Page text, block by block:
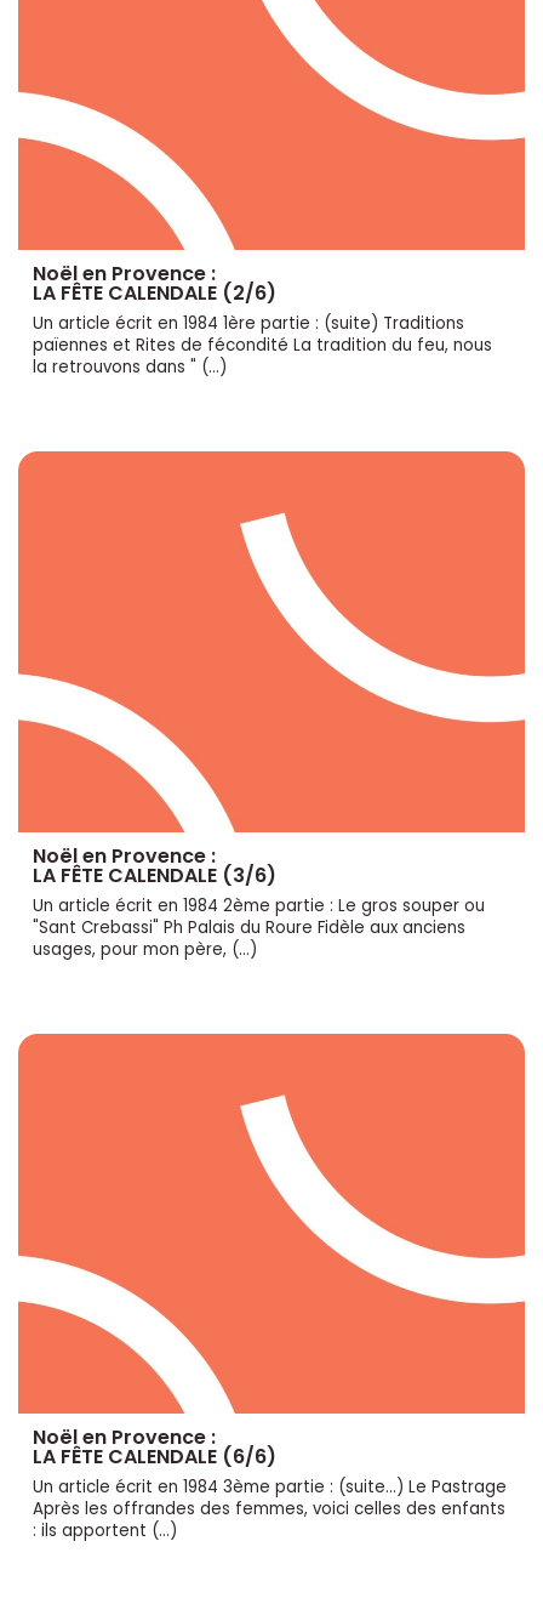
Noël en Provence :
LA FÊTE CALENDALE (2/6)
Un article écrit en 1984 1ère partie : (suite) Traditions
païennes et Rites de fécondité La tradition du feu, nous
la retrouvons dans " (…)
Noël en Provence :
LA FÊTE CALENDALE (3/6)
Un article écrit en 1984 2ème partie : Le gros souper ou
"Sant Crebassi" Ph Palais du Roure Fidèle aux anciens
usages, pour mon père, (…)
Noël en Provence :
LA FÊTE CALENDALE (6/6)
Un article écrit en 1984 3ème partie : (suite...) Le Pastrage
Après les offrandes des femmes, voici celles des enfants
: ils apportent (…)